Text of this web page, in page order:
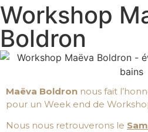
Workshop
Boldron
Maëva Boldron nous fait
pour un Week end de
Nous nous retrouverons le